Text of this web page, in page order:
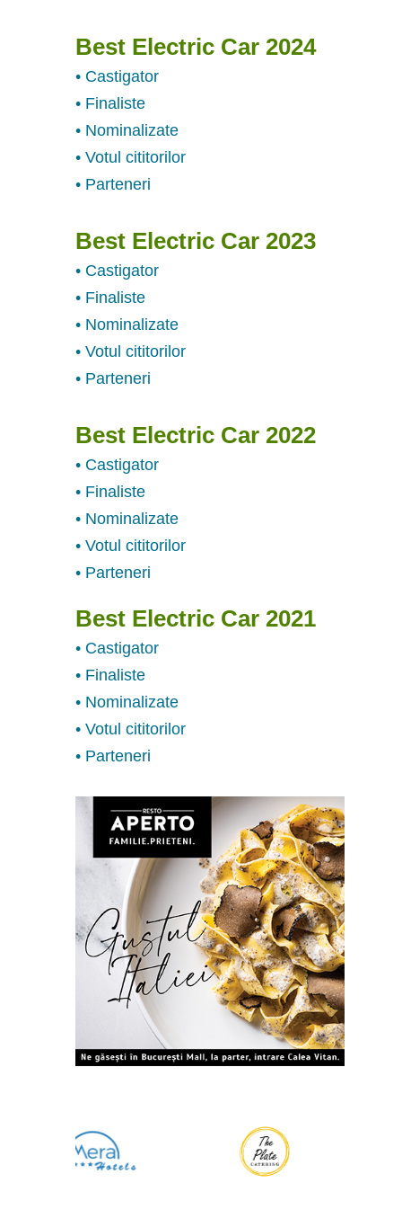
Best Electric Car 2024
• Castigator
• Finaliste
• Nominalizate
• Votul cititorilor
• Parteneri
Best Electric Car 2023
• Castigator
• Finaliste
• Nominalizate
• Votul cititorilor
• Parteneri
Best Electric Car 2022
• Castigator
• Finaliste
• Nominalizate
• Votul cititorilor
• Parteneri
Best Electric Car 2021
• Castigator
• Finaliste
• Nominalizate
• Votul cititorilor
• Parteneri